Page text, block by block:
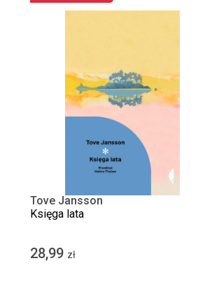
Tove Jansson
Księga lata
28,99 zł